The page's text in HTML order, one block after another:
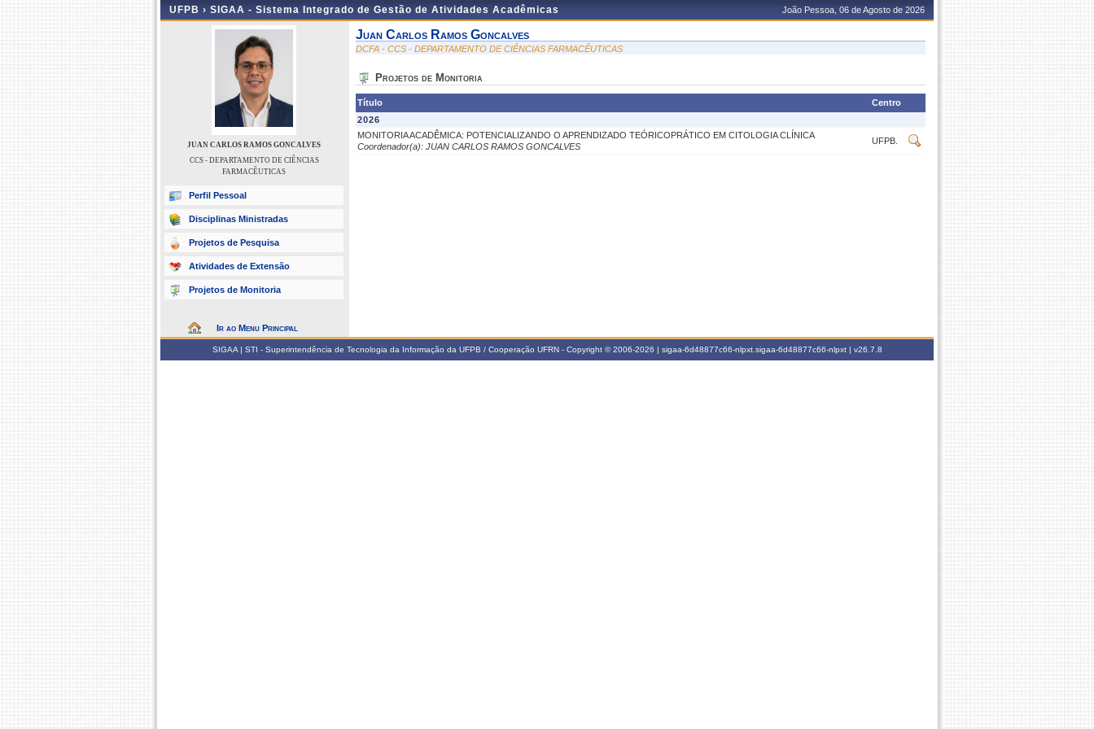
UFPB › SIGAA - Sistema Integrado de Gestão de Atividades Acadêmicas João Pessoa, 06 de Agosto de 2026
JUAN CARLOS RAMOS GONCALVES
CCS - DEPARTAMENTO DE CIÊNCIAS
FARMACÊUTICAS
Perfil Pessoal
Disciplinas Ministradas
Projetos de Pesquisa
Atividades de Extensão
Projetos de Monitoria
Ir ao Menu Principal
Juan Carlos Ramos Goncalves
DCFA - CCS - DEPARTAMENTO DE CIÊNCIAS FARMACÊUTICAS
Projetos de Monitoria
Título
Centro
2026
MONITORIA ACADÊMICA: POTENCIALIZANDO O APRENDIZADO TEÓRICOPRÁTICO EM CITOLOGIA CLÍNICA
Coordenador(a): JUAN CARLOS RAMOS GONCALVES
UFPB.
SIGAA | STI - Superintendência de Tecnologia da Informação da UFPB / Cooperação UFRN - Copyright © 2006-2026 | sigaa-6d48877c66-nlpxt.sigaa-6d48877c66-nlpxt | v26.7.8